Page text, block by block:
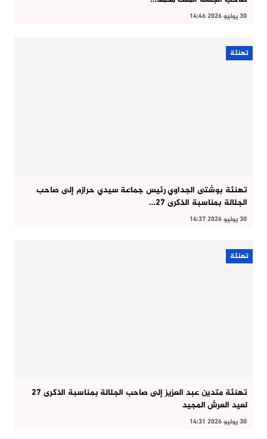
30 يوليو 2026 14:46
تهنئة
تهنئة بوشتى الجداوي رئيس جماعة سيدي حرازم إلى صاحب
الجلالة بمناسبة الذكرى 27…
30 يوليو 2026 14:37
تهنئة
تهنئة متدين عبد العزيز إلى صاحب الجلالة بمناسبة الذكرى 27
لعيد العرش المجيد
30 يوليو 2026 14:31